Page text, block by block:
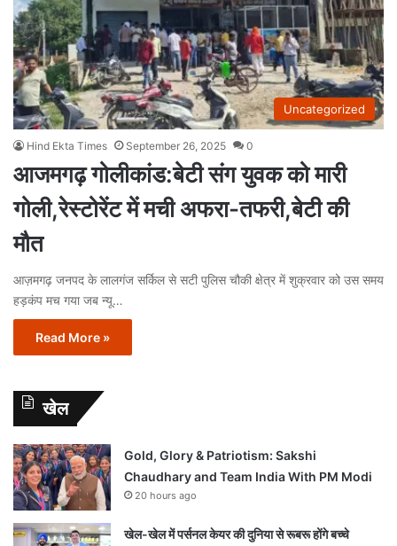
Uncategorized
Hind Ekta Times September 26, 2025 0
आजमगढ़ गोलीकांड:बेटी संग युवक को मारी
गोली,रेस्टोरेंट में मची अफरा-तफरी,बेटी की
मौत
आज़मगढ़ जनपद के लालगंज सर्किल से सटी पुलिस चौकी क्षेत्र में शुक्रवार को उस समय
हड़कंप मच गया जब न्यू…
Read More »
खेल
Gold, Glory & Patriotism: Sakshi
Chaudhary and Team India With PM Modi
20 hours ago
खेल-खेल में पर्सनल केयर की दुनिया से रूबरू होंगे बच्चे